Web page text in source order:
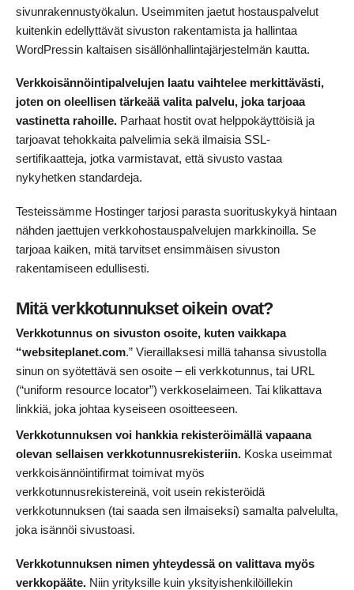
sivunrakennustyökalun. Useimmiten jaetut hostauspalvelut
kuitenkin edellyttävät sivuston rakentamista ja hallintaa
WordPressin kaltaisen sisällönhallintajärjestelmän kautta.
Verkkoisännöintipalvelujen laatu vaihtelee merkittävästi,
joten on oleellisen tärkeää valita palvelu, joka tarjoaa
vastinetta rahoille. Parhaat hostit ovat helppokäyttöisiä ja
tarjoavat tehokkaita palvelimia sekä ilmaisia SSL-
sertifikaatteja, jotka varmistavat, että sivusto vastaa
nykyhetken standardeja.
Testeissämme Hostinger tarjosi parasta suorituskykyä hintaan
nähden jaettujen verkkohostauspalvelujen markkinoilla. Se
tarjoaa kaiken, mitä tarvitset ensimmäisen sivuston
rakentamiseen edullisesti.
Mitä verkkotunnukset oikein ovat?
Verkkotunnus on sivuston osoite, kuten vaikkapa
“websiteplanet.com.” Vieraillaksesi millä tahansa sivustolla
sinun on syötettävä sen osoite – eli verkkotunnus, tai URL
(“uniform resource locator”) verkkoselaimeen. Tai klikattava
linkkiä, joka johtaa kyseiseen osoitteeseen.
Verkkotunnuksen voi hankkia rekisteröimällä vapaana
olevan sellaisen verkkotunnusrekisteriin. Koska useimmat
verkkoisännöintifirmat toimivat myös
verkkotunnusrekistereinä, voit usein rekisteröidä
verkkotunnuksen (tai saada sen ilmaiseksi) samalta palvelulta,
joka isännöi sivustoasi.
Verkkotunnuksen nimen yhteydessä on valittava myös
verkkopääte. Niin yrityksille kuin yksityishenkilöillekin